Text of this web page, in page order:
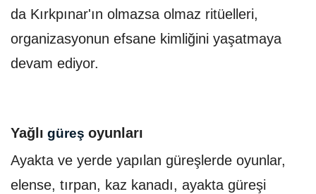
da Kırkpınar'ın olmazsa olmaz ritüelleri,
organizasyonun efsane kimliğini yaşatmaya
devam ediyor.
Yağlı güreş oyunları
Ayakta ve yerde yapılan güreşlerde oyunlar,
elense, tırpan, kaz kanadı, ayakta güreşi